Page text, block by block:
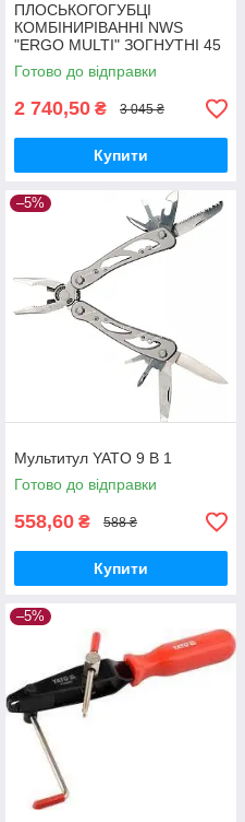
ПЛОСЬКОГОГУБЦІ
КОМБІНИРІВАННІ NWS
"ERGO MULTI" ЗОГНУТНІ 45
градусів З ІЗОЛЮВАЛЬНИМИ
РУЧКИ VDE ДО 1000 У 200
Готово до відправки
2 740,50 ₴ 3 045 ₴
Купити
–5%
Мультитул YATO 9 В 1
Готово до відправки
558,60 ₴ 588 ₴
Купити
–5%